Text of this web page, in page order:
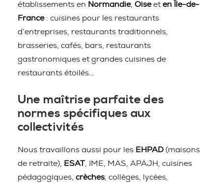
établissements en Normandie, Oiseet en Île-de-
France: cuisines pour les restaurants
d’entreprises, restaurants traditionnels,
brasseries, cafés, bars, restaurants
gastronomiques et grandes cuisines de
restaurants étoilés…
Une maîtrise parfaite des
normes spécifiques aux
collectivités
Nous travaillons aussi pour les EHPAD (maisons
de retraite),
ESAT , IME, MAS, APAJH, cuisines
pédagogiques, crèches , collèges, lycées,